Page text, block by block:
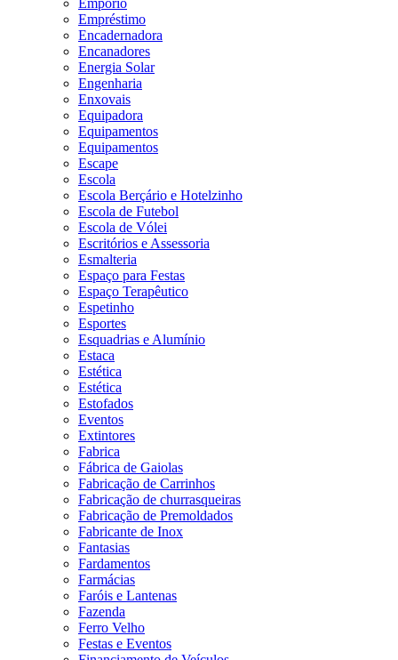
Empório
Empréstimo
Encadernadora
Encanadores
Energia Solar
Engenharia
Enxovais
Equipadora
Equipamentos
Equipamentos
Escape
Escola
Escola Berçário e Hotelzinho
Escola de Futebol
Escola de Vólei
Escritórios e Assessoria
Esmalteria
Espaço para Festas
Espaço Terapêutico
Espetinho
Esportes
Esquadrias e Alumínio
Estaca
Estética
Estética
Estofados
Eventos
Extintores
Fabrica
Fábrica de Gaiolas
Fabricação de Carrinhos
Fabricação de churrasqueiras
Fabricação de Premoldados
Fabricante de Inox
Fantasias
Fardamentos
Farmácias
Faróis e Lantenas
Fazenda
Ferro Velho
Festas e Eventos